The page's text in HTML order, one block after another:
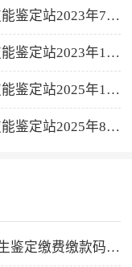
山东省消防救援总队消防行业职业技能鉴定站2023年7月续增鉴定计划公告
安徽省消防救援总队消防行业职业技能鉴定站2023年10月鉴定计划公告
山东省消防救援总队消防行业职业技能鉴定站2025年12月上半月批次鉴定计划公告
山东省消防救援总队消防行业职业技能鉴定站2025年8月上半月批次鉴定计划公告
青海鉴定站关于2026年8月下半月考生鉴定缴费缴款码公示的公告